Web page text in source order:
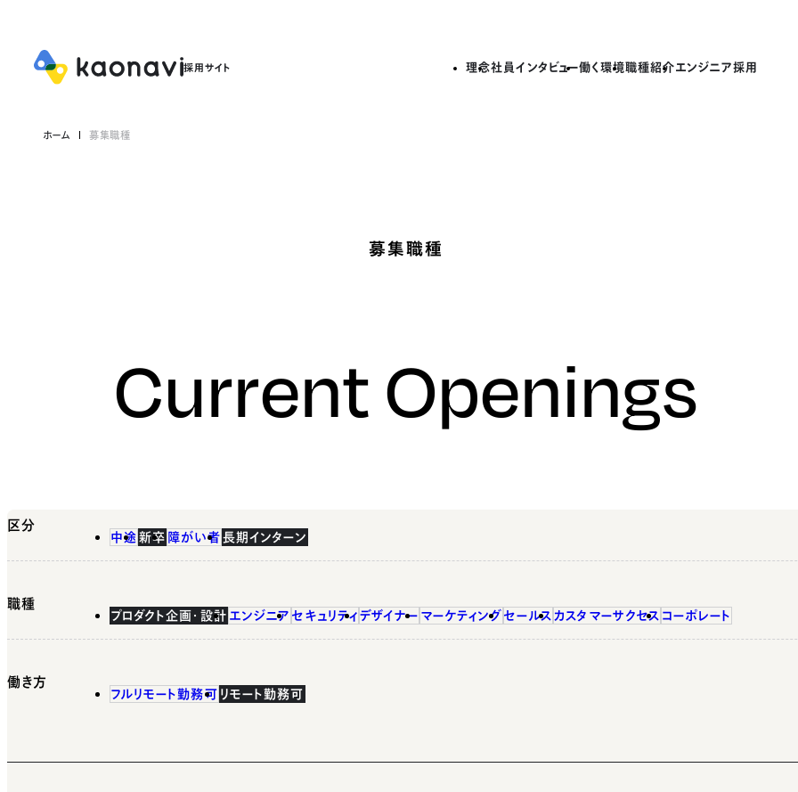
理念社員インタビュー働く環境職種紹介エンジニア採用
ホーム 募集職種
募集職種
Current Openings
区分
中途 新卒 障がい者 長期インターン
職種
プロダクト企画・設計 エンジニア セキュリティ デザイナー マーケティング セールス カスタマーサクセス コーポレート
働き方
フルリモート勤務可 リモート勤務可